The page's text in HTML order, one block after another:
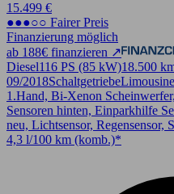
15.499 €
●●●○○ Fairer Preis
Finanzierung möglich
ab 188€ finanzieren ↗
Diesel116 PS (85 kW)18.500
09/2018SchaltgetriebeLimousine
1.Hand, Bi-Xenon
Sensoren hinten, Einparkhilfe
neu, Lichtsensor, Regensensor,
4,3 l/100 km (komb.)*